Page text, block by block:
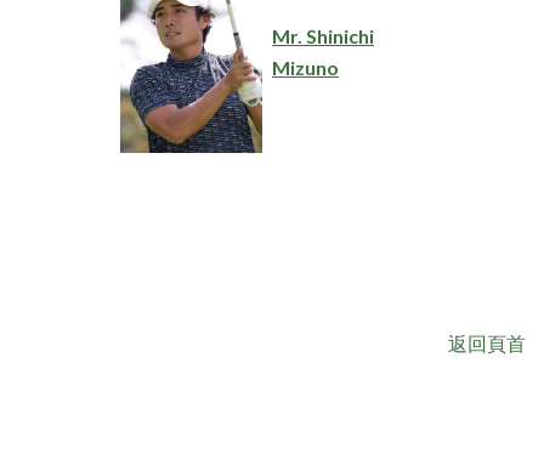
Mr. Shinichi
Mizuno
返回頁首